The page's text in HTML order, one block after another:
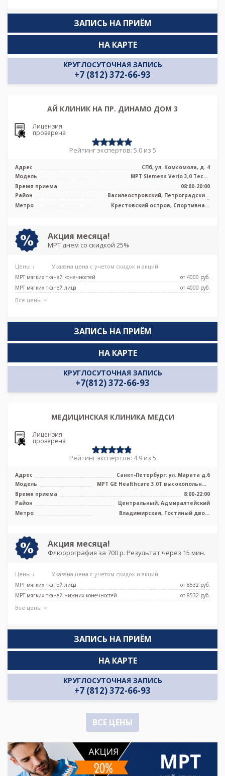
ЗАПИСЬ НА ПРИЁМ
КРУГЛОСУТОЧНАЯ ЗАПИСЬ
+7 (812) 372-66-93
НА КАРТЕ
АЙ КЛИНИК НА ПР. ДИНАМО ДОМ 3
Лицензия
проверена
Рейтинг экспертов: 5.0 из 5
Адрес
СПб, ул. Комсомола, д. 4
Модель
МРТ Siemens Verio 3,0 Тесла
полуоткрытого типа
Время приема
08:00-20:00
Район
Василеостровский, Петроградский,
Приморский
Метро
Крестовский остров, Спортивная,
Акция месяца!
МРТ днем со скидкой 25%
Цены ↓ Указана цена с учетом скидок и акций
МРТ мягких тканей конечностей
от 4000 pуб.
МРТ мягких тканей лица
от 4000 pуб.
Все цены
ЗАПИСЬ НА ПРИЁМ
КРУГЛОСУТОЧНАЯ ЗАПИСЬ
+7(812) 372-66-93
НА КАРТЕ
МЕДИЦИНСКАЯ КЛИНИКА МЕДСИ
Лицензия
проверена
Рейтинг экспертов: 4.9 из 5
Адрес
Санкт-Петербург: ул. Марата д.6
Модель
МРТ GЕ Healthcare 3.0T высокопольный
закрытый тип, КТ Philips Ingenuit ...
Время приема
8:00-22:00
Район
Центральный, Адмиралтейский
Метро
Владимирская, Гостиный двор,
Достоевская, Лиговский проспект,
Акция месяца!
Флюорография за 700 р. Результат через 15 мин.
Цены ↓ Указана цена с учетом скидок и акций
МРТ мягких тканей лица
от 8532 pуб.
МРТ мягких тканей нижних конечностей
от 8532 pуб.
Все цены
ЗАПИСЬ НА ПРИЁМ
КРУГЛОСУТОЧНАЯ ЗАПИСЬ
+7 (812) 372-66-93
НА КАРТЕ
ВСЕ ЦЕНЫ